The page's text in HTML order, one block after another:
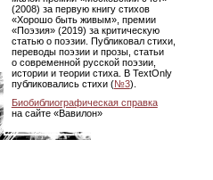
(2008) за первую книгу стихов
«Хорошо быть живым», премии
«Поэзия» (2019) за критическую
статью о поэзии. Публиковал стихи,
переводы поэзии и прозы, статьи
о современной русской поэзии,
истории и теории стиха. В TextOnly
публиковались стихи (№3).
Биобиблиографическая справка
на сайте «Вавилон»